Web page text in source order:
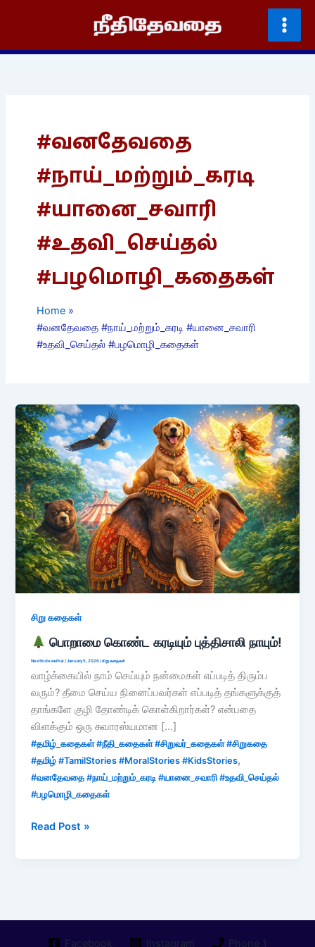
#வனதேவதை
#நாய்_மற்றும்_கரடி
#யானை_சவாரி
#உதவி_செய்தல்
#பழமொழி_கதைகள்
Home
#வனதேவதை #நாய்_மற்றும்_கரடி #யானை_சவாரி
#உதவி_செய்தல் #பழமொழி_கதைகள்
சிறு கதைகள்
பொறாமை கொண்ட கரடியும் புத்திசாலி நாயும்!
Neethidevadhai/January 5, 2026/சிறு கதைகள்
வாழ்க்கையில் நாம் செய்யும் நன்மைகள் எப்படித் திரும்ப
வரும்? தீமை செய்ய நினைப்பவர்கள் எப்படித் தங்களுக்குத்
தாங்களே குழி தோண்டிக் கொள்கிறார்கள்? என்பதை
விளக்கும் ஒரு சுவாரஸ்யமான […]
#தமிழ்_கதைகள் #நீதி_கதைகள் #சிறுவர்_கதைகள் #சிறுகதை
#தமிழ் #TamilStories #MoralStories #KidsStories,
#வனதேவதை #நாய்_மற்றும்_கரடி #யானை_சவாரி #உதவி_செய்தல்
#பழமொழி_கதைகள்
Read Post »
Facebook Instagram Phone 1